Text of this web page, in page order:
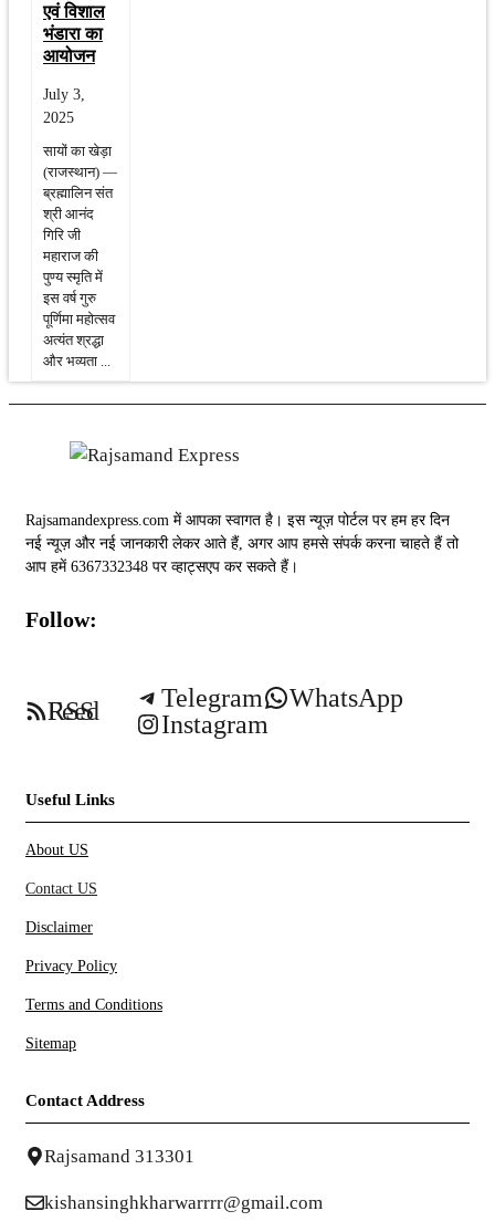
एवं विशाल
भंडारा का
आयोजन
July 3,
2025
सायों का खेड़ा
(राजस्थान) —
ब्रह्मालिन संत
श्री आनंद
गिरि जी
महाराज की
पुण्य स्मृति में
इस वर्ष गुरु
पूर्णिमा महोत्सव
अत्यंत श्रद्धा
और भव्यता ...
Rajsamandexpress.com में आपका स्वागत है। इस न्यूज़ पोर्टल पर हम हर दिन
नई न्यूज़ और नई जानकारी लेकर आते हैं, अगर आप हमसे संपर्क करना चाहते हैं तो
आप हमें 6367332348 पर व्हाट्सएप कर सकते हैं।
Follow:
RSS Feed Telegram
WhatsApp
Instagram
Useful Links
About US
Contact US
Disclaimer
Privacy Policy
Terms and Conditions
Sitemap
Contact Address
Rajsamand 313301
kishansinghkharwarrrr@gmail.com